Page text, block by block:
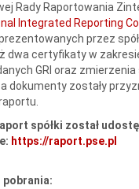
Rady Raportowania
Integrated Reporting
przez
dwa certyfikaty w
GRI oraz zmierzenia
dokumenty zostały
spółki został
https://raport.pse.pl
pobrania: